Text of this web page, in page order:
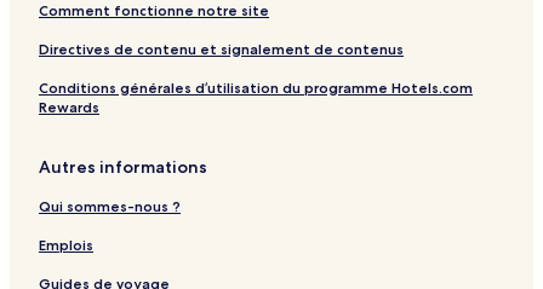
Comment fonctionne notre site
Directives de contenu et signalement de contenus
Conditions générales d’utilisation du programme Hotels.com
Rewards
Autres informations
Qui sommes-nous ?
Emplois
Guides de voyage